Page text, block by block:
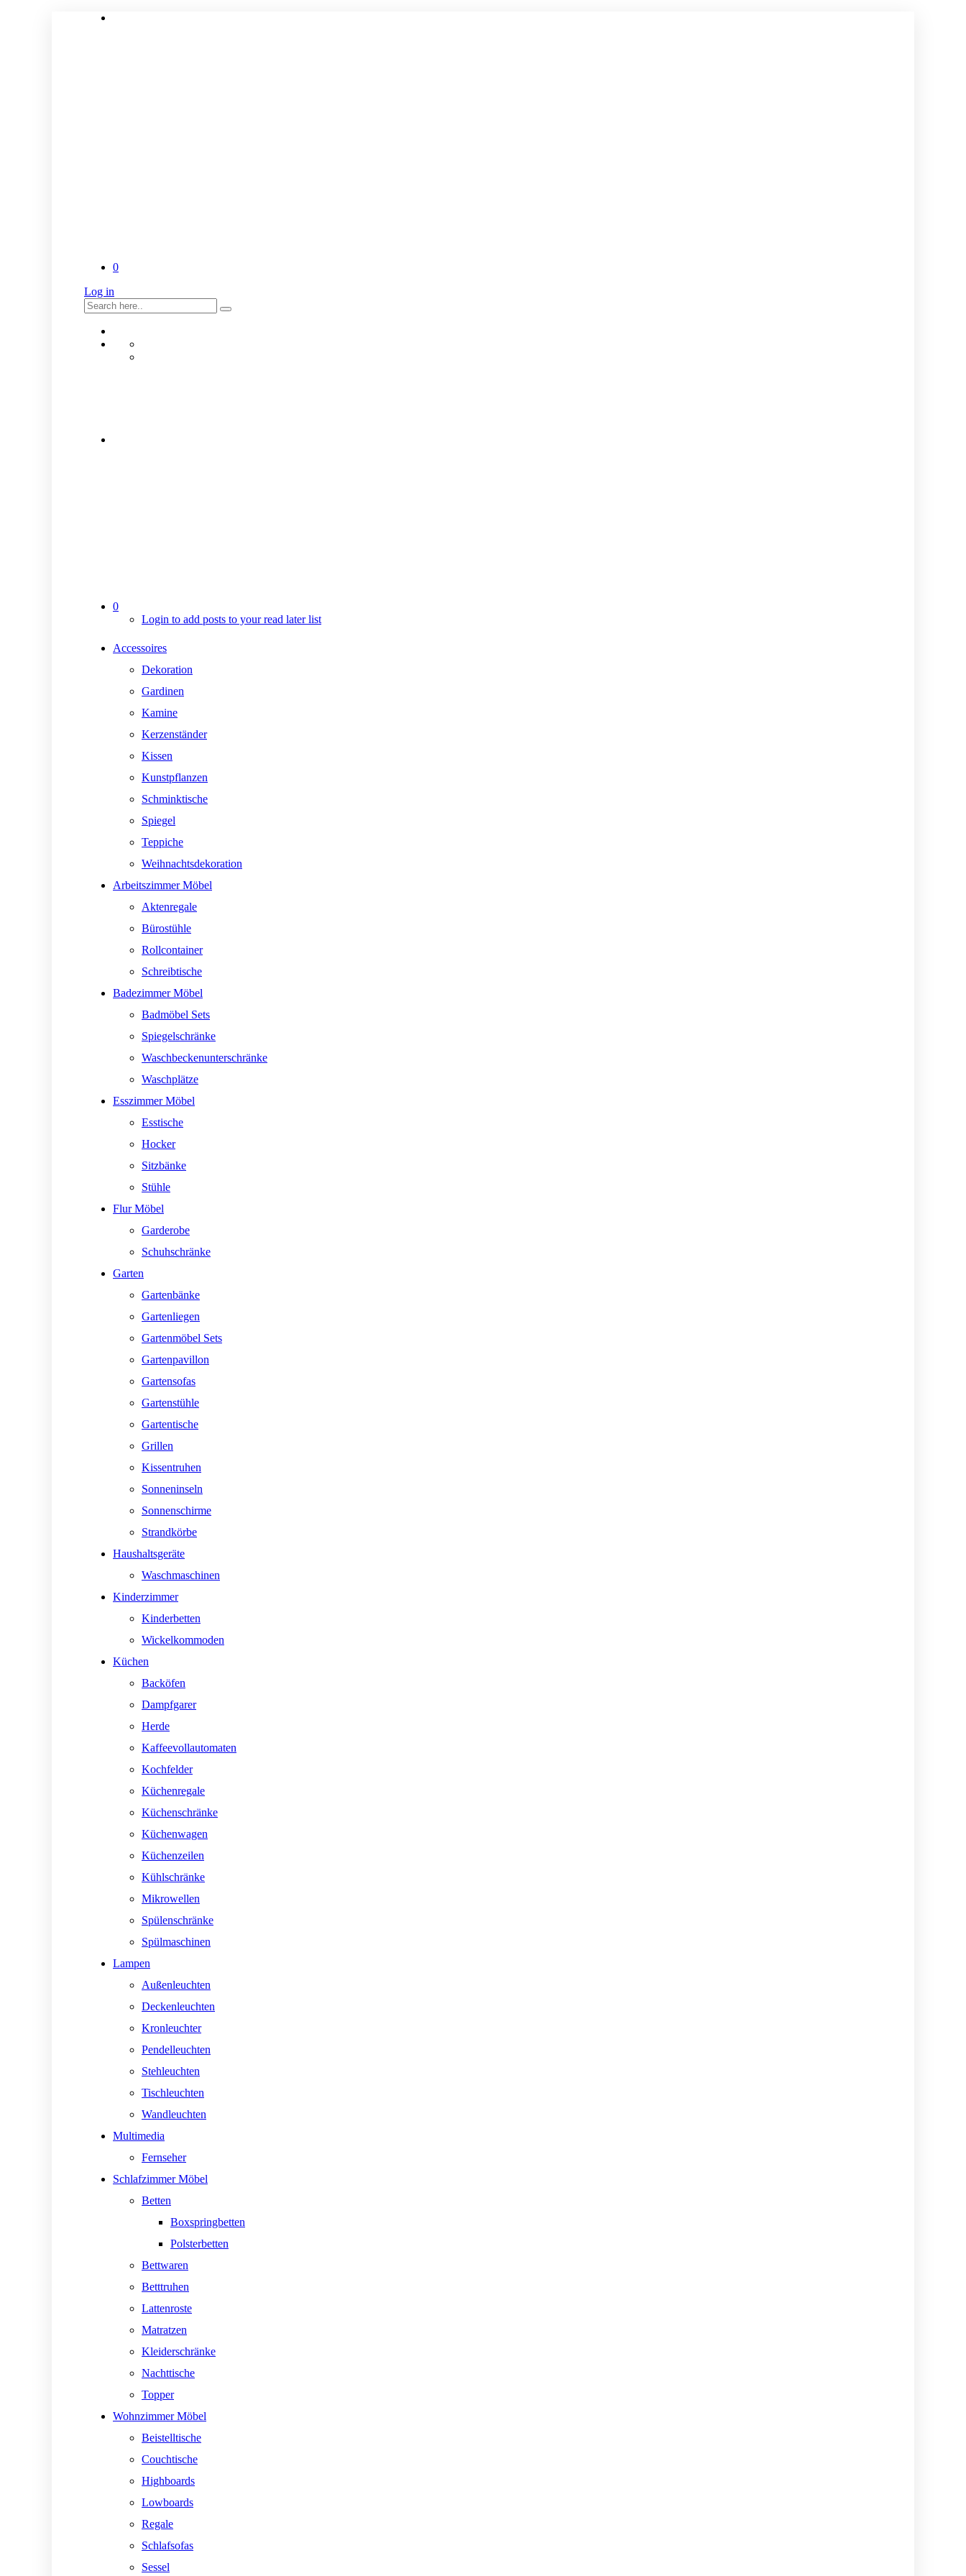
0
Log in
0
Login to add posts to your read later list
Accessoires
Dekoration
Gardinen
Kamine
Kerzenständer
Kissen
Kunstpflanzen
Schminktische
Spiegel
Teppiche
Weihnachtsdekoration
Arbeitszimmer Möbel
Aktenregale
Bürostühle
Rollcontainer
Schreibtische
Badezimmer Möbel
Badmöbel Sets
Spiegelschränke
Waschbeckenunterschränke
Waschplätze
Esszimmer Möbel
Esstische
Hocker
Sitzbänke
Stühle
Flur Möbel
Garderobe
Schuhschränke
Garten
Gartenbänke
Gartenliegen
Gartenmöbel Sets
Gartenpavillon
Gartensofas
Gartenstühle
Gartentische
Grillen
Kissentruhen
Sonneninseln
Sonnenschirme
Strandkörbe
Haushaltsgeräte
Waschmaschinen
Kinderzimmer
Kinderbetten
Wickelkommoden
Küchen
Backöfen
Dampfgarer
Herde
Kaffeevollautomaten
Kochfelder
Küchenregale
Küchenschränke
Küchenwagen
Küchenzeilen
Kühlschränke
Mikrowellen
Spülenschränke
Spülmaschinen
Lampen
Außenleuchten
Deckenleuchten
Kronleuchter
Pendelleuchten
Stehleuchten
Tischleuchten
Wandleuchten
Multimedia
Fernseher
Schlafzimmer Möbel
Betten
Boxspringbetten
Polsterbetten
Bettwaren
Betttruhen
Lattenroste
Matratzen
Kleiderschränke
Nachttische
Topper
Wohnzimmer Möbel
Beistelltische
Couchtische
Highboards
Lowboards
Regale
Schlafsofas
Sessel